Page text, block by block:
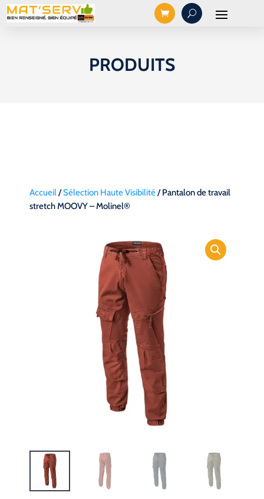
PRODUITS
Accueil/Sélection Haute Visibilité/ Pantalon de travail
stretch MOOVY – Molinel®